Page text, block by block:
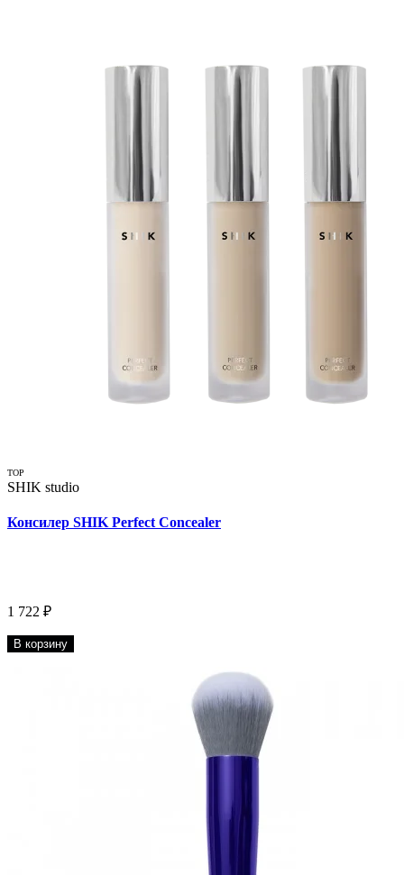
TOP
SHIK studio
Консилер SHIK Perfect Concealer
1 722 ₽
В корзину